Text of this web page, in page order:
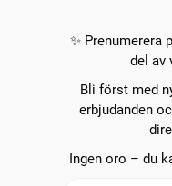
✨ Prenumerera
del av
Bli först med
erbjudanden
Ingen oro – du